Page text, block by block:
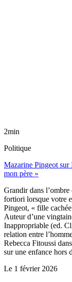
2min
Politique
Mazarine Pingeot sur
mon père »
Grandir dans
fortiori lorsque votre
Pingeot, « fille
Auteur d’une
Inappropriable (ed.
relation entre
Rebecca Fitoussi
sur une enfance hors
Le 1 février 2026